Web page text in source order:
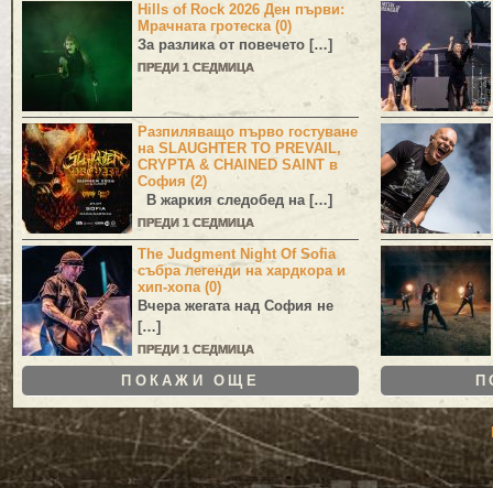
Hills of Rock 2026 Ден първи:
Мрачната гротеска (0)
За разлика от повечето […]
ПРЕДИ 1 СЕДМИЦА
Разпиляващо първо гостуване
на SLAUGHTER TO PREVAIL,
CRYPTA & CHAINED SAINT в
София (2)
В жаркия следобед на […]
ПРЕДИ 1 СЕДМИЦА
The Judgment Night Of Sofia
събра легенди на хардкора и
хип-хопа (0)
Вчера жегата над София не
[…]
ПРЕДИ 1 СЕДМИЦА
ПОКАЖИ ОЩЕ